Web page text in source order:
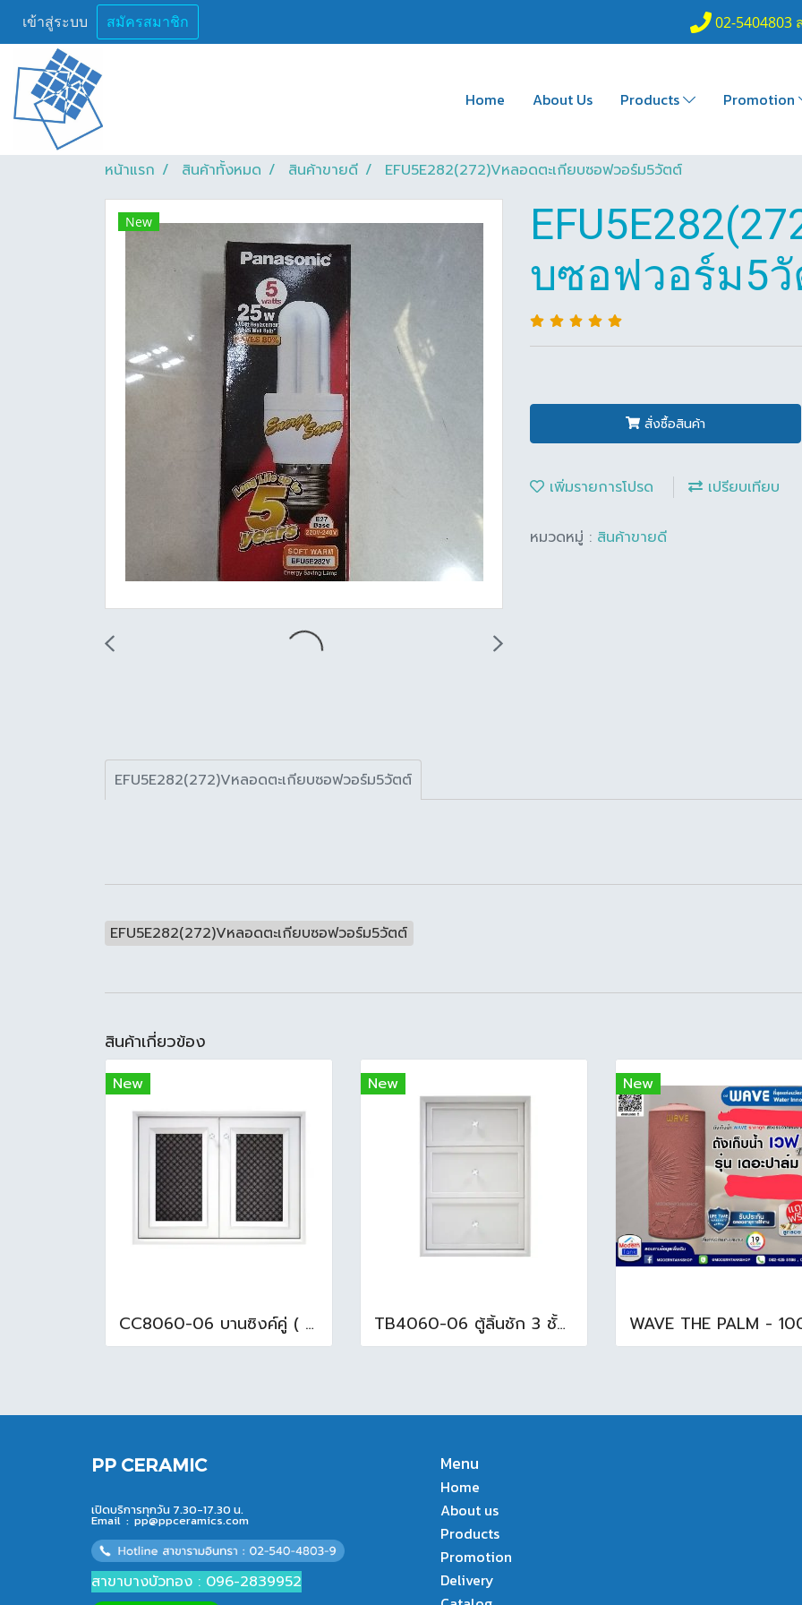
เข้าสู่ระบบ สมัครสมาชิก 02-5404803
Home About Us Products Promotion
หน้าแรก สินค้าทั้งหมด สินค้าขายดี EFU5E282(272)Vหลอดตะเกียบซอฟวอร์ม5วัตต์
New
บซอฟวอร์ม5
สั่งซื้อสินค้า
เพิ่มรายการโปรด เปรียบเทียบ
หมวดหมู่ : สินค้าขายดี
EFU5E282(272)Vหลอดตะเกียบซอฟวอร์ม5วัตต์
EFU5E282(272)Vหลอดตะเกียบซอฟวอร์ม5วัตต์
สินค้าเกี่ยวข้อง
New
CC8060-06 บานซิงค์คู่ ( 85.5x65.5x10cm. ) สีขาว
New
TB4060-06 ตู้ลิ้นชัก 3 ชั้น ( 45.7 x 54 x 65.5cm ) สีขาว
New
PP CERAMIC
เปิดบริการทุกวัน 7.30-17.30 น.
Email : pp@ppceramics.com
สาขาบางบัวทอง : 096-2839952
Menu
Home
About us
Products
Promotion
Delivery